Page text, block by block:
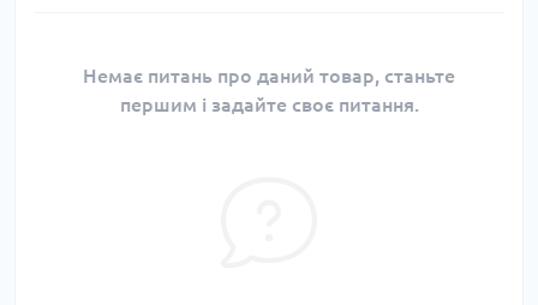
Немає питань про даний товар, станьте
першим і задайте своє питання.